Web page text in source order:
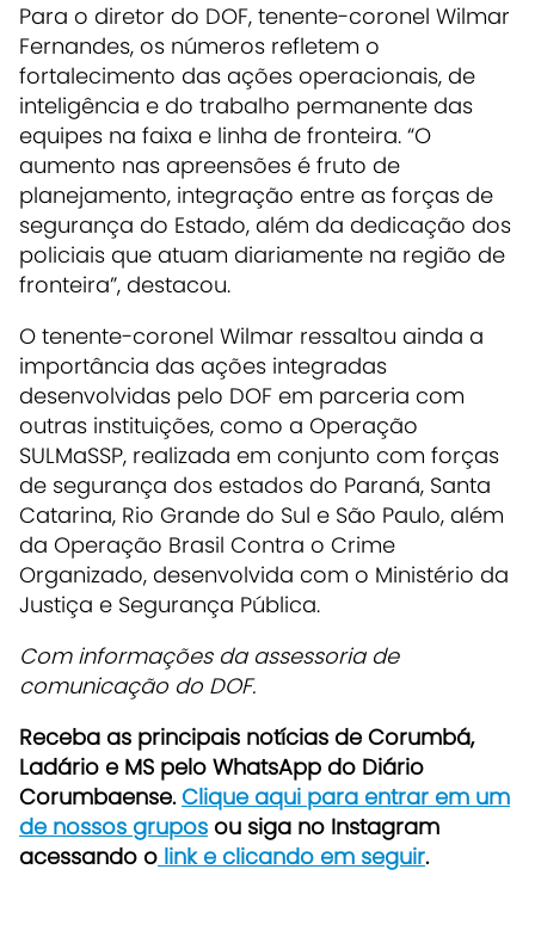
Para o diretor do DOF, tenente-coronel Wilmar
Fernandes, os números refletem o
fortalecimento das ações operacionais, de
inteligência e do trabalho permanente das
equipes na faixa e linha de fronteira. “O
aumento nas apreensões é fruto de
planejamento, integração entre as forças de
segurança do Estado, além da dedicação dos
policiais que atuam diariamente na região de
fronteira”, destacou.
O tenente-coronel Wilmar ressaltou ainda a
importância das ações integradas
desenvolvidas pelo DOF em parceria com
outras instituições, como a Operação
SULMaSSP, realizada em conjunto com forças
de segurança dos estados do Paraná, Santa
Catarina, Rio Grande do Sul e São Paulo, além
da Operação Brasil Contra o Crime
Organizado, desenvolvida com o Ministério da
Justiça e Segurança Pública.
Com informações da assessoria de
comunicação do DOF.
Receba as principais notícias de Corumbá,
Ladário e MS pelo WhatsApp do Diário
Corumbaense.Clique aqui para entrar em um
de nossos grupos ou siga no Instagram
acessando o link e clicando em seguir.